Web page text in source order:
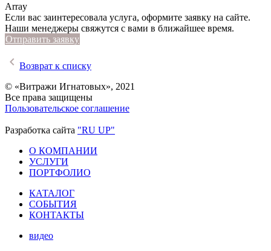
Array
Если вас заинтересовала услуга, оформите заявку на сайте.
Наши менеджеры свяжутся с вами в ближайшее время.
Отправить заявку
chevron_left Возврат к списку
© «Витражи Игнатовых», 2021
Все права защищены
Пользовательское соглашение
Разработка сайта "RU UP"
О КОМПАНИИ
УСЛУГИ
ПОРТФОЛИО
КАТАЛОГ
СОБЫТИЯ
КОНТАКТЫ
видео